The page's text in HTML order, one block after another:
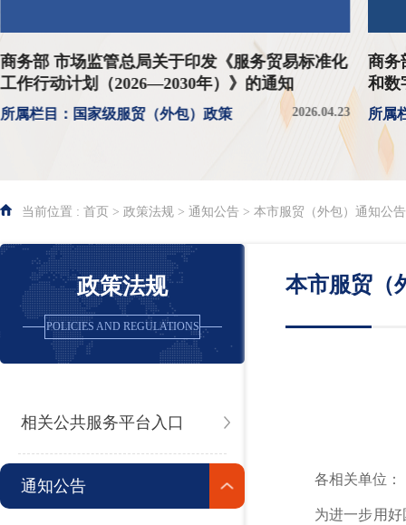
商务部 市场监管总局关于印发《服务贸易标准化
工作行动计划（2026—2030年）》的通知
所属栏目：国家级服贸（外包）政策 2026.04.23
商务
和数
知
所属
当前位置 : 首页 > 政策法规 > 通知公告 > 本市服贸（外包）通知公告
政策法规
POLICIES AND REGULATIONS
相关公共服务平台入口
通知公告
本市服贸（
各相关单位：
为进一步用